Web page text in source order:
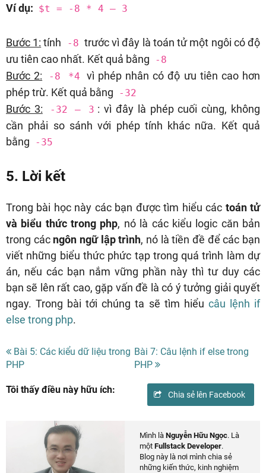
Ví dụ: $t = -8 * 4 – 3
Bước 1: tính -8 trước vì đây là toán tử một ngôi có độ
ưu tiên cao nhất. Kết quả bằng
-8
Bước 2: -8 *4
vì phép nhân có độ ưu tiên cao hơn
phép trừ. Kết quả bằng
-32
Bước 3: -32 – 3 : vì đây là phép cuối cùng, không
cần phải so sánh với phép tính khác nữa. Kết quả
bằng
-35
5. Lời kết
Trong bài học này các bạn được tìm hiểu các toán tử
và biểu thức trong php, nó là các kiểu logic căn bản
trong các ngôn ngữ lập trình, nó là tiền đề để các bạn
viết những biểu thức phức tạp trong quá trình làm dự
án, nếu các bạn nắm vững phần này thì tư duy các
bạn sẽ lên rất cao, gặp vấn đề là có ý tưởng giải quyết
ngay. Trong bài tới chúng ta sẽ tìm hiểu câu lệnh if
else trong php.
Bài 5: Các kiểu dữ liệu trong
PHP
Bài 7: Câu lệnh if else trong
PHP
Tôi thấy điều này hữu ích: Chia sẻ lên Facebook
Mình là Nguyễn Hữu Ngọc. Là
một Fullstack Developer.
Blog này là nơi mình chia sẻ
những kiến thức, kinh nghiệm